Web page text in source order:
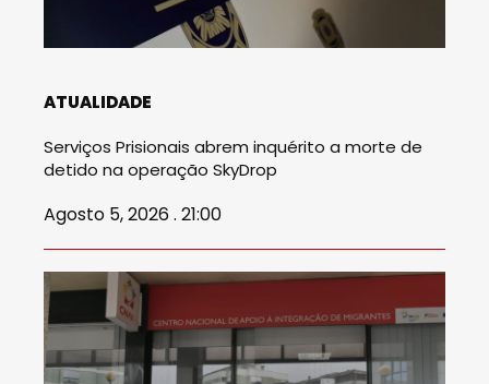
ATUALIDADE
Serviços Prisionais abrem inquérito a morte de
detido na operação SkyDrop
Agosto 5, 2026 . 21:00